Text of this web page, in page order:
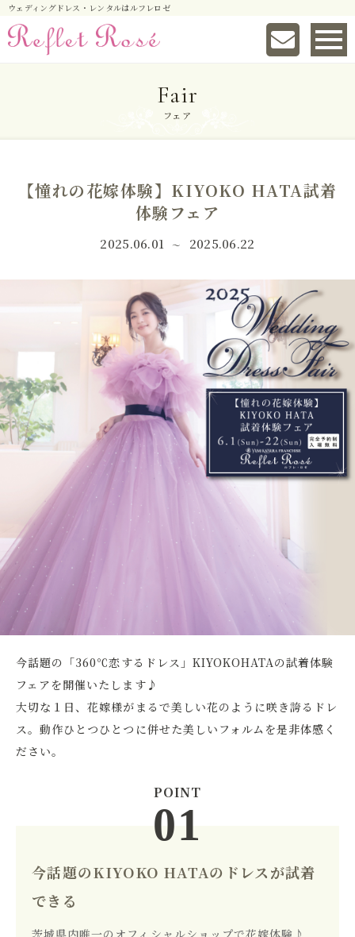
ウェディングドレス・レンタルはルフレロゼ
Fair
フェア
【憧れの花嫁体験】KIYOKO HATA試着
体験フェア
2025.06.01 〜 2025.06.22
今話題の「360℃恋するドレス」KIYOKOHATAの試着体験
フェアを開催いたします♪
大切な１日、花嫁様がまるで美しい花のように咲き誇るドレ
ス。動作ひとつひとつに併せた美しいフォルムを是非体感く
ださい。
今話題のKIYOKO HATAのドレスが試着
できる
茨城県内唯一のオフィシャルショップで花嫁体験♪